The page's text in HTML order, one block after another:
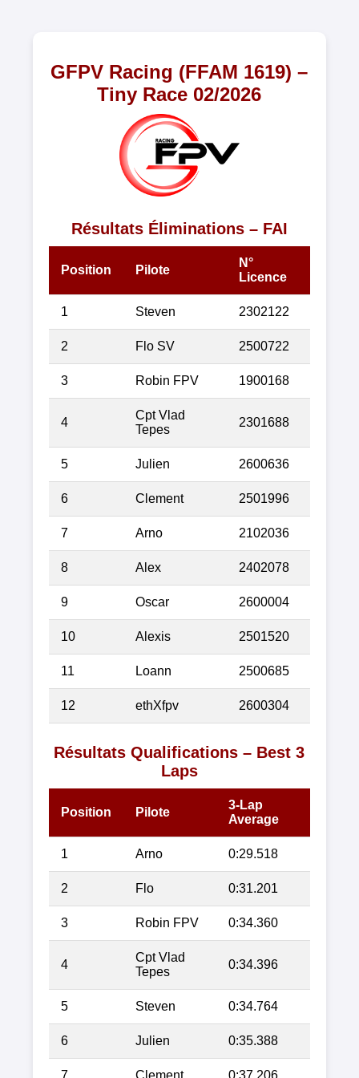
GFPV Racing (FFAM 1619) –
Tiny Race 02/2026
Résultats Éliminations – FAI
Position Pilote
N°
Licence
1 Steven 2302122
2 Flo SV 2500722
3 Robin FPV 1900168
4
Cpt Vlad
Tepes
2301688
5 Julien 2600636
6 Clement 2501996
7 Arno 2102036
8 Alex 2402078
9 Oscar 2600004
10 Alexis 2501520
11 Loann 2500685
12 ethXfpv 2600304
Résultats Qualifications – Best 3
Laps
Position Pilote
3-Lap
Average
1 Arno 0:29.518
2 Flo 0:31.201
3 Robin FPV 0:34.360
4
Cpt Vlad
Tepes
0:34.396
5 Steven 0:34.764
6 Julien 0:35.388
7 Clement 0:37.206